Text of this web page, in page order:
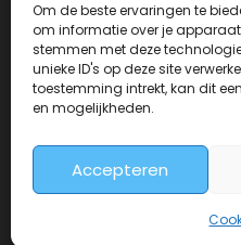
Om de beste ervaringen te
om informatie over je
stemmen met deze
unieke ID's op deze site
toestemming intrekt, kan dit
en mogelijkheden.
Accepteren
Maandag